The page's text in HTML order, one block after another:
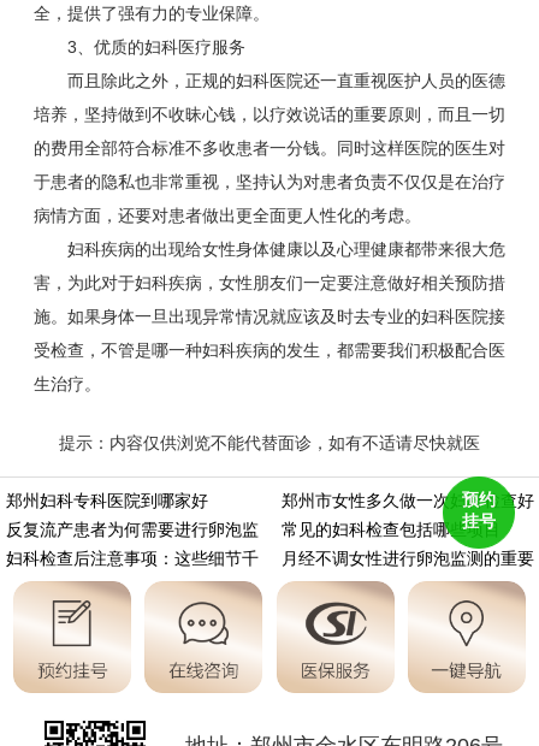
全，提供了强有力的专业保障。
3、优质的妇科医疗服务
而且除此之外，正规的妇科医院还一直重视医护人员的医德
培养，坚持做到不收昧心钱，以疗效说话的重要原则，而且一切
的费用全部符合标准不多收患者一分钱。同时这样医院的医生对
于患者的隐私也非常重视，坚持认为对患者负责不仅仅是在治疗
病情方面，还要对患者做出更全面更人性化的考虑。
妇科疾病的出现给女性身体健康以及心理健康都带来很大危
害，为此对于妇科疾病，女性朋友们一定要注意做好相关预防措
施。如果身体一旦出现异常情况就应该及时去专业的妇科医院接
受检查，不管是哪一种妇科疾病的发生，都需要我们积极配合医
生治疗。
提示：内容仅供浏览不能代替面诊，如有不适请尽快就医
郑州妇科专科医院到哪家好
郑州市女性多久做一次妇科检查好
反复流产患者为何需要进行卵泡监
常见的妇科检查包括哪些项目
妇科检查后注意事项：这些细节千
月经不调女性进行卵泡监测的重要
预约
挂号